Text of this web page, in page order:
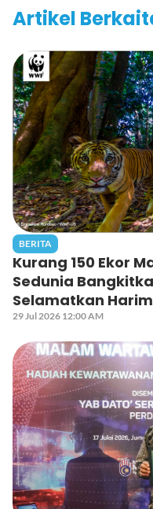
Artikel
BERITA
Kurang 150 Ekor
Sedunia
Selamatkan
29 Jul 2026 12:00 AM